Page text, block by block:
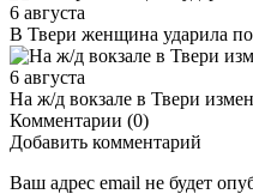
6 августа
В Твери женщина ударила
6 августа
На ж/д вокзале в Твери
Комментарии (0)
Добавить комментарий
Ваш адрес email не будет